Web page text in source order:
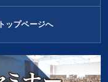
トップページへ